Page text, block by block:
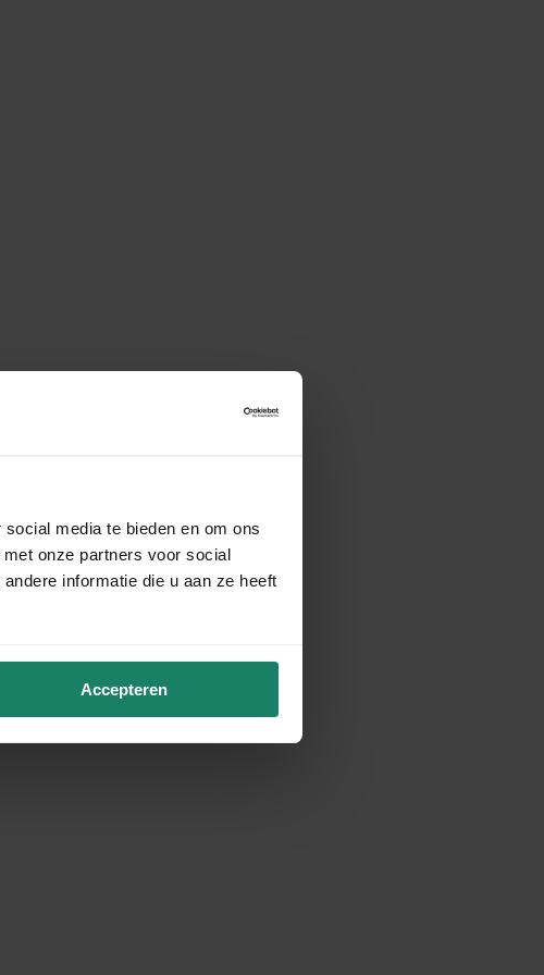
media te bieden en om ons
onze partners voor social
informatie die u aan ze heeft
Accepteren